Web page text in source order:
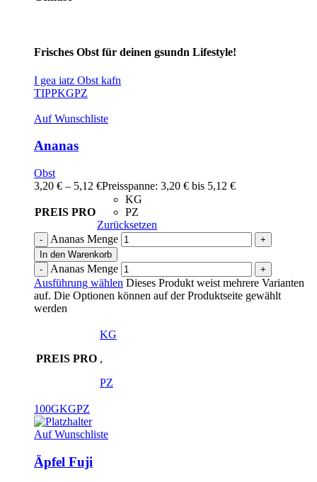
Frisches Obst für deinen gsundn Lifestyle!
I gea iatz Obst kafn
TIPPKGPZ
Auf Wunschliste
Ananas
Obst
3,20 € – 5,12 €Preisspanne: 3,20 € bis 5,12 €
PREIS PRO
KG
PZ
Zurücksetzen
Ananas Menge
In den Warenkorb
Ananas Menge
Ausführung wählen Dieses Produkt weist mehrere Varianten
auf. Die Optionen können auf der Produktseite gewählt
werden
PREIS PRO
KG
,
PZ
100GKGPZ
Auf Wunschliste
Äpfel Fuji